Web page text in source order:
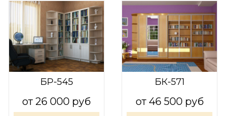
БР-545
от 26 000 руб
БК-571
от 46 500 руб